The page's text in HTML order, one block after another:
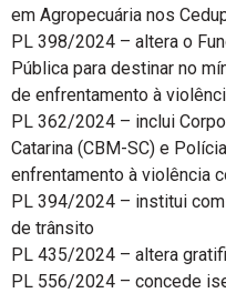
em Agropecuária nos
PL 398/2024 – altera o
Pública para destinar no
de enfrentamento à
PL 362/2024 – inclui
Catarina (CBM-SC) e
enfrentamento à violência
PL 394/2024 – institui
de trânsito
PL 435/2024 – altera
PL 556/2024 – concede